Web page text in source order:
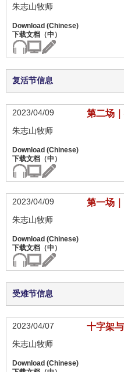
朱志山牧师
复活节信息
2023/04/09 第二场
朱志山牧师
2023/04/09 第一场
朱志山牧师
受难节信息
2023/04/07 十字架
朱志山牧师